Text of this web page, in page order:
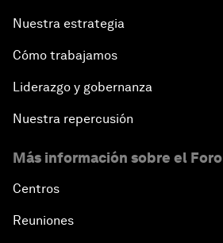
Nuestra estrategia
Cómo trabajamos
Liderazgo y gobernanza
Nuestra repercusión
Más información sobre el Foro
Centros
Reuniones